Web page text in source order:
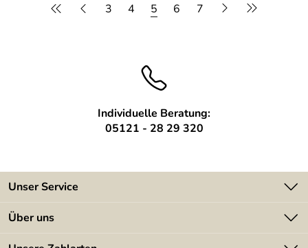
3 4 5 6 7
Individuelle Beratung:
05121 - 28 29 320
Unser Service
Kontakt
Über uns
Angebote